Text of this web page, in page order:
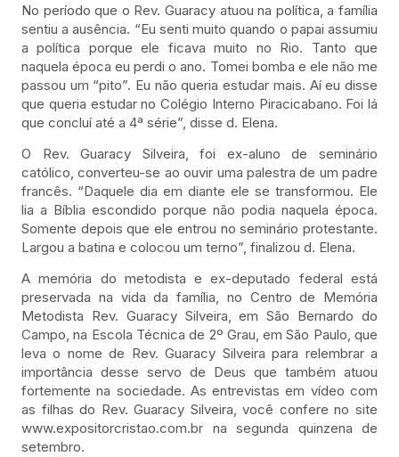
No período que o Rev. Guaracy atuou na política, a família
sentiu a ausência. “Eu senti muito quando o papai assumiu
a política porque ele ficava muito no Rio. Tanto que
naquela época eu perdi o ano. Tomei bomba e ele não me
passou um “pito”. Eu não queria estudar mais. Aí eu disse
que queria estudar no Colégio Interno Piracicabano. Foi lá
que concluí até a 4ª série”, disse d. Elena.
O Rev. Guaracy Silveira, foi ex-aluno de seminário
católico, converteu-se ao ouvir uma palestra de um padre
francês. “Daquele dia em diante ele se transformou. Ele
lia a Bíblia escondido porque não podia naquela época.
Somente depois que ele entrou no seminário protestante.
Largou a batina e colocou um terno”, finalizou d. Elena.
A memória do metodista e ex-deputado federal está
preservada na vida da família, no Centro de Memória
Metodista Rev. Guaracy Silveira, em São Bernardo do
Campo, na Escola Técnica de 2º Grau, em São Paulo, que
leva o nome de Rev. Guaracy Silveira para relembrar a
importância desse servo de Deus que também atuou
fortemente na sociedade. As entrevistas em vídeo com
as filhas do Rev. Guaracy Silveira, você confere no site
www.expositorcristao.com.br na segunda quinzena de
setembro.